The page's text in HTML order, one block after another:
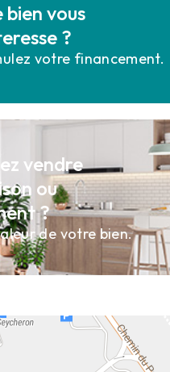
bien vous
?
votre financement.
vendre
ou
?
de votre bien.